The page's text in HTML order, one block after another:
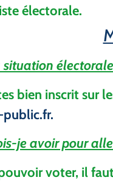
électorale.
situation
bien inscrit sur
public.fr.
je avoir pour
voter, il